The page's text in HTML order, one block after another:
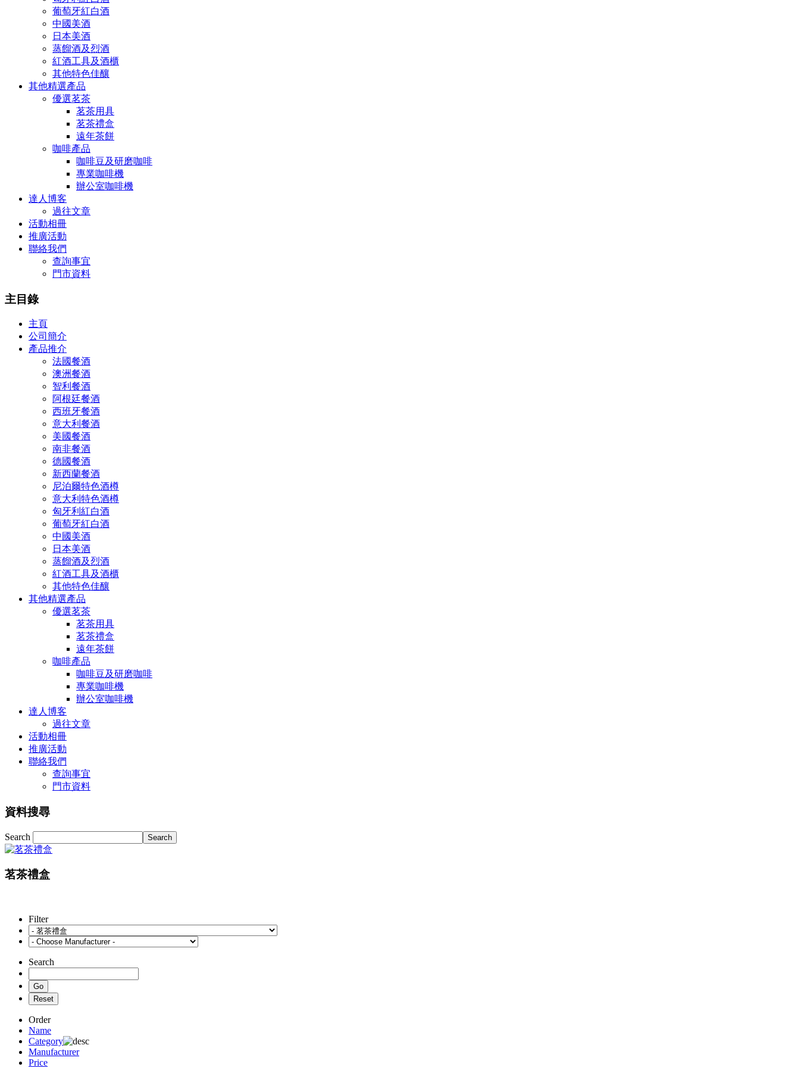
葡萄牙紅白酒
中國美酒
日本美酒
蒸餾酒及烈酒
紅酒工具及酒櫃
其他特色佳釀
其他精選產品
優選茗茶
茗茶用具
茗茶禮盒
遠年茶餅
咖啡產品
咖啡豆及研磨咖啡
專業咖啡機
辦公室咖啡機
達人博客
過往文章
活動相冊
推廣活動
聯絡我們
查詢事宜
門市資料
主目錄
主頁
公司簡介
產品推介
法國餐酒
澳洲餐酒
智利餐酒
阿根廷餐酒
西班牙餐酒
意大利餐酒
美國餐酒
南非餐酒
德國餐酒
新西蘭餐酒
尼泊爾特色酒樽
意大利特色酒樽
匈牙利紅白酒
葡萄牙紅白酒
中國美酒
日本美酒
蒸餾酒及烈酒
紅酒工具及酒櫃
其他特色佳釀
其他精選產品
優選茗茶
茗茶用具
茗茶禮盒
遠年茶餅
咖啡產品
咖啡豆及研磨咖啡
專業咖啡機
辦公室咖啡機
達人博客
過往文章
活動相冊
推廣活動
聯絡我們
查詢事宜
門市資料
資料搜尋
Search
茗茶禮盒
Filter
Search
Order
Name
Category
Manufacturer
Price